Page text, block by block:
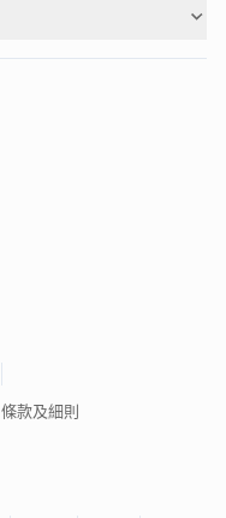
條款及細則